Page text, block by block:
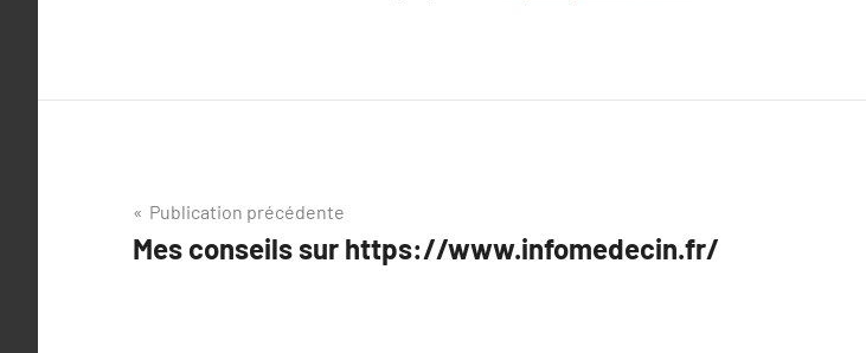
Navigation
de
Publication précédente
Mes conseils sur https://www.infomedecin.fr/